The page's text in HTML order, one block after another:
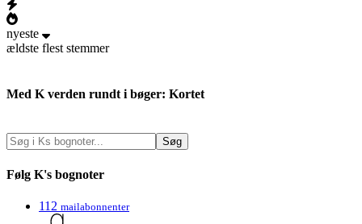
nyeste
ældste flest stemmer
Med K verden rundt i bøger: Kortet
Følg K's bognoter
112 mailabonnenter